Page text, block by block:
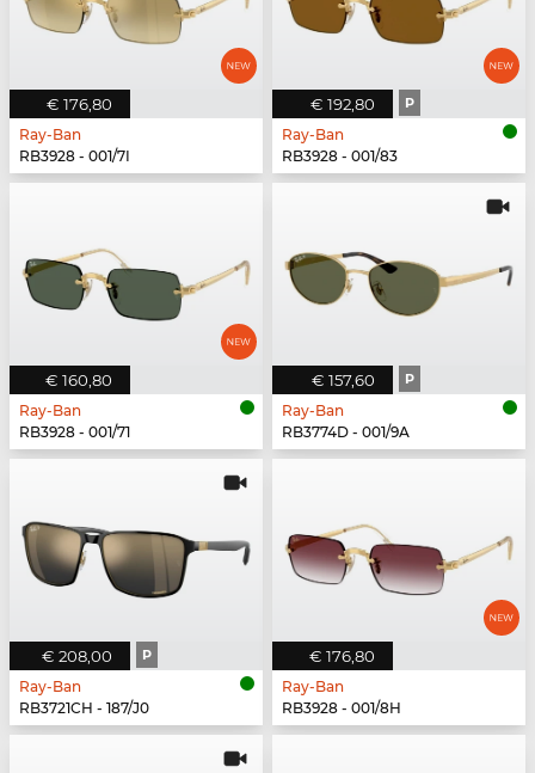
€ 176,80
Ray-Ban
RB3928 - 001/7I
€ 192,80 P
Ray-Ban
RB3928 - 001/83
€ 160,80
Ray-Ban
RB3928 - 001/71
€ 157,60 P
Ray-Ban
RB3774D - 001/9A
€ 208,00 P
Ray-Ban
RB3721CH - 187/J0
€ 176,80
Ray-Ban
RB3928 - 001/8H